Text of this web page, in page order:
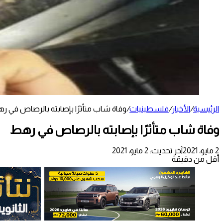
الرئيسية/الأخبار/فلسطينيات/وفاة شاب متأثرًا بإصابته بالرصاص في
وفاة شاب متأثرًا بإصابته بالرصاص في رهط
2 مايو، 2021
آخر تحديث: 2 مايو، 2021
أقل من دقيقة